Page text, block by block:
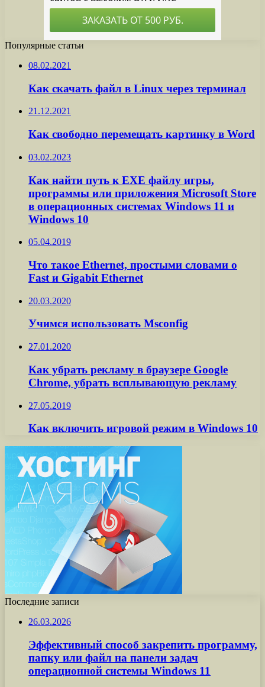
Популярные статьи
08.02.2021
Как скачать файл в Linux через терминал
21.12.2021
Как свободно перемещать картинку в Word
03.02.2023
Как найти путь к EXE файлу игры,
программы или приложения Microsoft Store
в операционных системах Windows 11 и
Windows 10
05.04.2019
Что такое Ethernet, простыми словами о
Fast и Gigabit Ethernet
20.03.2020
Учимся использовать Msconfig
27.01.2020
Как убрать рекламу в браузере Google
Chrome, убрать всплывающую рекламу
27.05.2019
Как включить игровой режим в Windows 10
Последние записи
26.03.2026
Эффективный способ закрепить программу,
папку или файл на панели задач
операционной системы Windows 11